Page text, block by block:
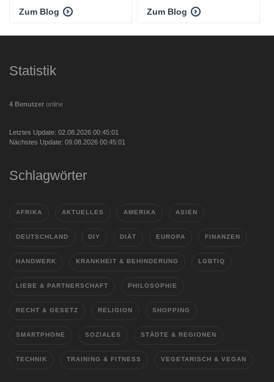
Zum Blog Zum Blog
Statistik
4 Benutzer online
Letztes Update: 02.08.2026 00:45:01
Nächstes Update: 09.08.2026 00:45:01
Schlagwörter
AFRIKA AKTUELLES AMERIKA ASIEN
DEUTSCHLAND DIY DIÄT EUROPA FINANZEN
HANDWERK KRANKHEIT & BEHINDERUNG LGBTIQ
LIEBE & PARTNERSCHAFT PHILOSOPHIE
RECHT & GESETZ RELIGION SHOPPING
SMARTPHONE SOZIALES STÄDTE & REGIONEN
TECHNIK TRAINING & FITNESS VEGETARISCH & VEGAN